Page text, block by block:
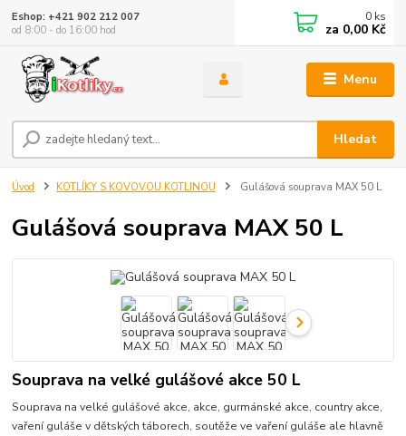
Menu
Hledat
Eshop: +421 902 212 007
od 8:00 - do 16:00 hod
0 ks
za 0,00 Kč
Úvod KOTLÍKY S KOVOVOU KOTLINOU Gulášová souprava MAX 50 L
Gulášová souprava MAX 50 L
Souprava na velké gulášové akce 50 L
Souprava na velké gulášové akce, akce, gurmánské akce, country akce,
vaření guláše v dětských táborech, soutěže ve vaření guláše ale hlavně